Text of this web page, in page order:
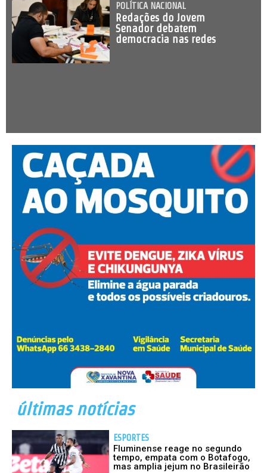
POLÍTICA NACIONAL
Redações do Jovem
Senador debatem
democracia nas redes
últimas notícias
ESPORTES
Fluminense reage no segundo
tempo, empata com o Botafogo,
mas amplia jejum no Brasileirão